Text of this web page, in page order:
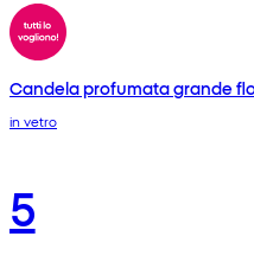
Candela profumata grande
in vetro
5